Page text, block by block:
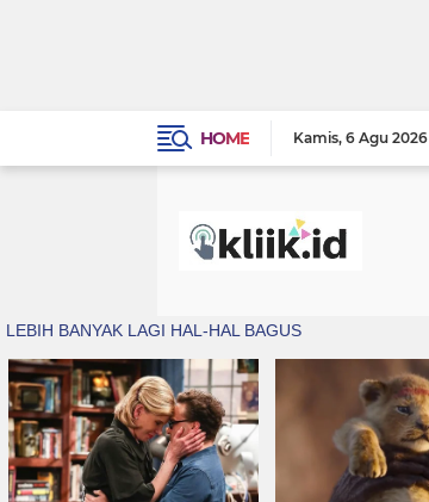
HOME Kamis 6 Agu 2026